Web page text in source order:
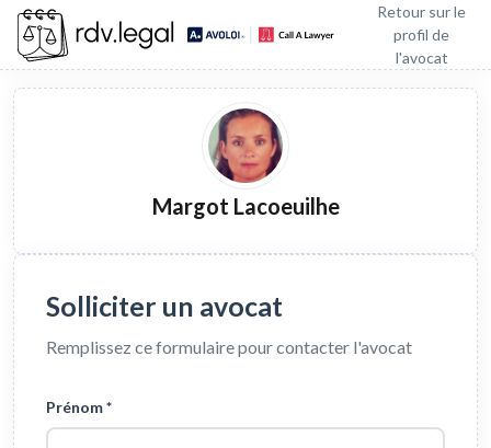
Retour sur le
profil de
l'avocat
Solliciter un avocat
Remplissez ce formulaire pour contacter l'avocat
Prénom *
Margot Lacoeuilhe